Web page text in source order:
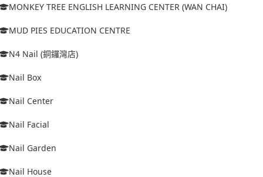
MONKEY TREE ENGLISH LEARNING CENTER (WAN CHAI)
MUD PIES EDUCATION CENTRE
N4 Nail (銅鑼灣店)
Nail Box
Nail Center
Nail Facial
Nail Garden
Nail House